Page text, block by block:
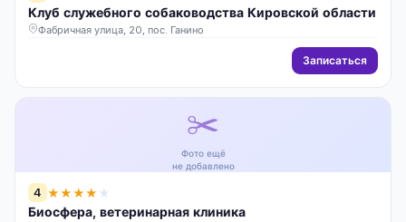
Клуб служебного собаководства Кировской области
Фабричная улица, 20, пос. Ганино
Записаться
✂️
Фото ещё
не добавлено
4 ★★★★ ★
Биосфера, ветеринарная клиника